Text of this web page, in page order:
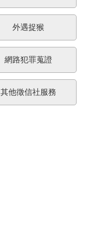
外遇捉猴
網路犯罪蒐證
其他徵信社服務